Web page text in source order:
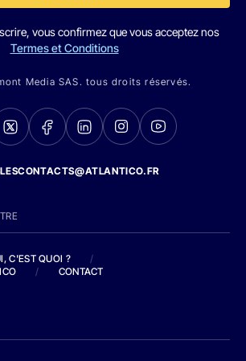
vous confirmez que vous acceptez nos
Termes et Conditions
Media SAS. tous droits réservés.
C'EST QUOI ?
/
/ CONTACT